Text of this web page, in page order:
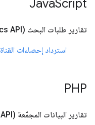
JavaScript
تقارير طلبات البحث (YouAPI)
استرداد إحصاءات
PHP
تقارير البيانات المجمّعة (You